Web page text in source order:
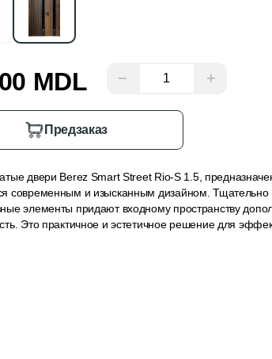
MDL − +
Предзаказ
двери Berez Smart Street Rio-S 1.5,
современным и изысканным дизайном. Тщательно
элементы придают входному пространству
Это практичное и эстетичное решение для